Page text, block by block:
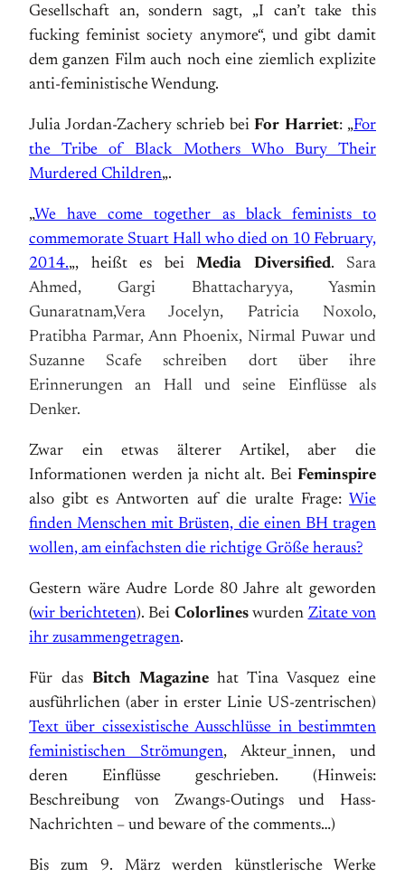
Gesellschaft an, sondern sagt, „I can’t take this
fucking feminist society anymore“, und gibt damit
dem ganzen Film auch noch eine ziemlich explizite
anti-feministische Wendung.
Julia Jordan-Zachery schrieb bei For Harriet: „For
the Tribe of Black Mothers Who Bury Their
Murdered Children„.
„We have come together as black feminists to
commemorate Stuart Hall who died on 10 February,
2014.„, heißt es bei Media Diversified. Sara
Ahmed, Gargi Bhattacharyya, Yasmin
Gunaratnam,Vera Jocelyn, Patricia Noxolo,
Pratibha Parmar, Ann Phoenix, Nirmal Puwar und
Suzanne Scafe schreiben dort über ihre
Erinnerungen an Hall und seine Einflüsse als
Denker.
Zwar ein etwas älterer Artikel, aber die
Informationen werden ja nicht alt. Bei Feminspire
also gibt es Antworten auf die uralte Frage: Wie
finden Menschen mit Brüsten, die einen BH tragen
wollen, am einfachsten die richtige Größe heraus?
Gestern wäre Audre Lorde 80 Jahre alt geworden
(wir berichteten). Bei Colorlineswurden Zitate von
ihr zusammengetragen.
Für das Bitch Magazinehat Tina Vasquez eine
ausführlichen (aber in erster Linie US-zentrischen)
Text über cissexistische Ausschlüsse in bestimmten
feministischen Strömungen, Akteur_innen, und
deren Einflüsse geschrieben. (Hinweis:
Beschreibung von Zwangs-Outings und Hass-
Nachrichten – und beware of the comments…)
Bis zum 9. März werden künstlerische Werke